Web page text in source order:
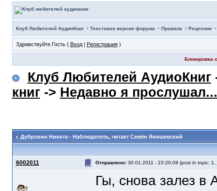
Клуб Любителей АудиоКниг· Текстовая версия форума · Правила · Рецензии
Здравствуйте Гость ( Вход| Регистрация)
Блокировка
Клуб Любителей АудиоКниг
книг-> Недавно я прослушал...
Дубровин Никита - Наблюдатель, читает Семён Янишевский
6002011 Отправлено: 30.01.2011 - 23:20:09 (post in topic: 1,
Гы, снова залез